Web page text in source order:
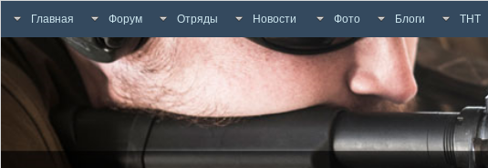
Главная Форум Отряды Новости Фото Блоги ТНТ